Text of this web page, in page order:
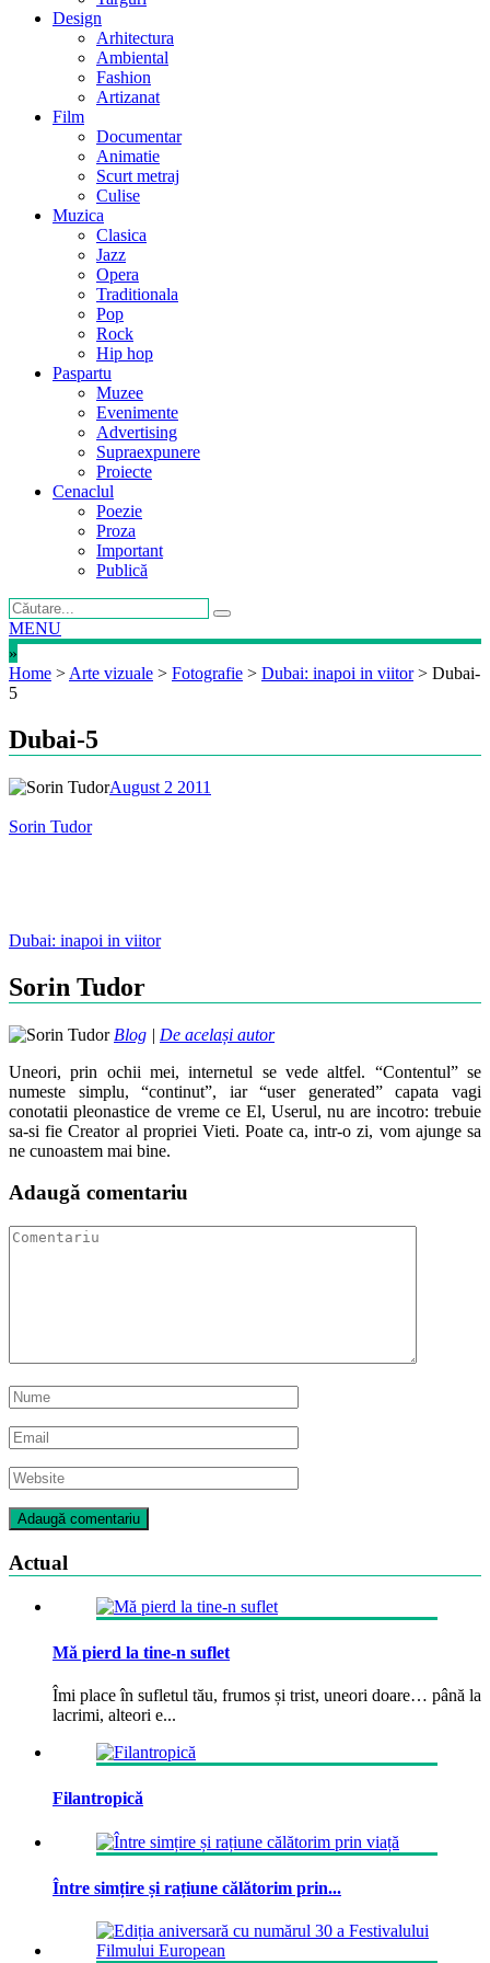
Design
Arhitectura
Ambiental
Fashion
Artizanat
Film
Documentar
Animatie
Scurt metraj
Culise
Muzica
Clasica
Jazz
Opera
Traditionala
Pop
Rock
Hip hop
Paspartu
Muzee
Evenimente
Advertising
Supraexpunere
Proiecte
Cenaclul
Poezie
Proza
Important
Publică
MENU
»
Home > Arte vizuale > Fotografie > Dubai: inapoi in viitor > Dubai-
5
Dubai-5
August 2 2011
Sorin Tudor
Post
navigation
Dubai: inapoi in viitor
Sorin Tudor
Blog | De același autor
Uneori, prin ochii mei, internetul se vede altfel. “Contentul” se
numeste simplu, “continut”, iar “user generated” capata vagi
conotatii pleonastice de vreme ce El, Userul, nu are incotro: trebuie
sa-si fie Creator al propriei Vieti. Poate ca, intr-o zi, vom ajunge sa
ne cunoastem mai bine.
Adaugă comentariu
Actual
Mă pierd la tine-n suflet
Îmi place în sufletul tău, frumos și trist, uneori doare… până la
lacrimi, alteori e...
Filantropică
Între simțire și rațiune călătorim prin...